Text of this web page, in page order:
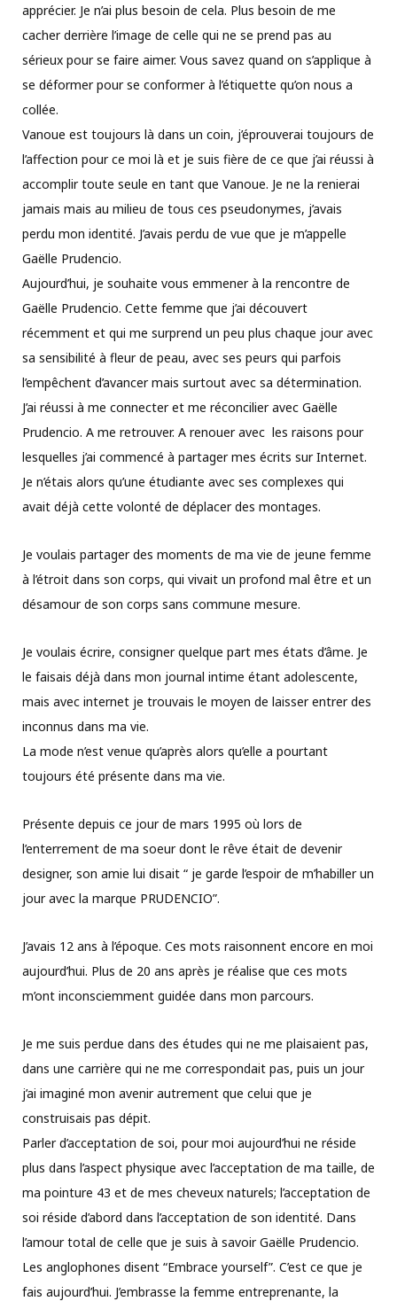
apprécier. Je n’ai plus besoin de cela. Plus besoin de me
cacher derrière l’image de celle qui ne se prend pas au
sérieux pour se faire aimer. Vous savez quand on s’applique à
se déformer pour se conformer à l’étiquette qu’on nous a
collée.
Vanoue est toujours là dans un coin, j’éprouverai toujours de
l’affection pour ce moi là et je suis fière de ce que j’ai réussi à
accomplir toute seule en tant que Vanoue. Je ne la renierai
jamais mais au milieu de tous ces pseudonymes, j’avais
perdu mon identité. J’avais perdu de vue que je m’appelle
Gaëlle Prudencio.
Aujourd’hui, je souhaite vous emmener à la rencontre de
Gaëlle Prudencio. Cette femme que j’ai découvert
récemment et qui me surprend un peu plus chaque jour avec
sa sensibilité à fleur de peau, avec ses peurs qui parfois
l’empêchent d’avancer mais surtout avec sa détermination.
J’ai réussi à me connecter et me réconcilier avec Gaëlle
Prudencio. A me retrouver. A renouer avec les raisons pour
lesquelles j’ai commencé à partager mes écrits sur Internet.
Je n’étais alors qu’une étudiante avec ses complexes qui
avait déjà cette volonté de déplacer des montages.
Je voulais partager des moments de ma vie de jeune femme
à l’étroit dans son corps, qui vivait un profond mal être et un
désamour de son corps sans commune mesure.
Je voulais écrire, consigner quelque part mes états d’âme. Je
le faisais déjà dans mon journal intime étant adolescente,
mais avec internet je trouvais le moyen de laisser entrer des
inconnus dans ma vie.
La mode n’est venue qu’après alors qu’elle a pourtant
toujours été présente dans ma vie.
Présente depuis ce jour de mars 1995 où lors de
l’enterrement de ma soeur dont le rêve était de devenir
designer, son amie lui disait “ je garde l’espoir de m’habiller un
jour avec la marque PRUDENCIO”.
J’avais 12 ans à l’époque. Ces mots raisonnent encore en moi
aujourd’hui. Plus de 20 ans après je réalise que ces mots
m’ont inconsciemment guidée dans mon parcours.
Je me suis perdue dans des études qui ne me plaisaient pas,
dans une carrière qui ne me correspondait pas, puis un jour
j’ai imaginé mon avenir autrement que celui que je
construisais pas dépit.
Parler d’acceptation de soi, pour moi aujourd’hui ne réside
plus dans l’aspect physique avec l’acceptation de ma taille, de
ma pointure 43 et de mes cheveux naturels; l’acceptation de
soi réside d’abord dans l’acceptation de son identité. Dans
l’amour total de celle que je suis à savoir Gaëlle Prudencio.
Les anglophones disent “Embrace yourself”. C’est ce que je
fais aujourd’hui. J’embrasse la femme entreprenante, la